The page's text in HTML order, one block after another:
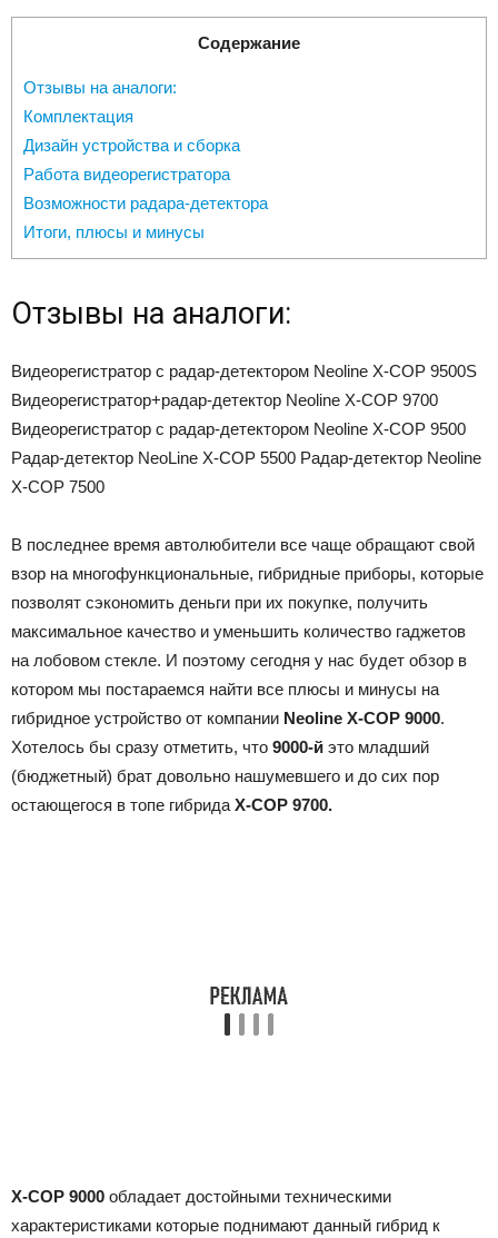
Содержание
Отзывы на аналоги:
Комплектация
Дизайн устройства и сборка
Работа видеорегистратора
Возможности радара-детектора
Итоги, плюсы и минусы
Отзывы на аналоги:
Видеорегистратор с радар-детектором Neoline X-COP 9500S
Видеорегистратор+радар-детектор Neoline X-COP 9700
Видеорегистратор с радар-детектором Neoline X-COP 9500
Радар-детектор NeoLine X-COP 5500 Радар-детектор Neoline
X-COP 7500
В последнее время автолюбители все чаще обращают свой
взор на многофункциональные, гибридные приборы, которые
позволят сэкономить деньги при их покупке, получить
максимальное качество и уменьшить количество гаджетов
на лобовом стекле. И поэтому сегодня у нас будет обзор в
котором мы постараемся найти все плюсы и минусы на
гибридное устройство от компании Neoline X-COP 9000.
Хотелось бы сразу отметить, что 9000-й это младший
(бюджетный) брат довольно нашумевшего и до сих пор
остающегося в топе гибрида X-COP 9700.
X-COP 9000 обладает достойными техническими
характеристиками которые поднимают данный гибрид к